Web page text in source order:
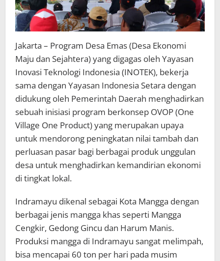
Jakarta – Program Desa Emas (Desa Ekonomi
Maju dan Sejahtera) yang digagas oleh Yayasan
Inovasi Teknologi Indonesia (INOTEK), bekerja
sama dengan Yayasan Indonesia Setara dengan
didukung oleh Pemerintah Daerah menghadirkan
sebuah inisiasi program berkonsep OVOP (One
Village One Product) yang merupakan upaya
untuk mendorong peningkatan nilai tambah dan
perluasan pasar bagi berbagai produk unggulan
desa untuk menghadirkan kemandirian ekonomi
di tingkat lokal.
Indramayu dikenal sebagai Kota Mangga dengan
berbagai jenis mangga khas seperti Mangga
Cengkir, Gedong Gincu dan Harum Manis.
Produksi mangga di Indramayu sangat melimpah,
bisa mencapai 60 ton per hari pada musim